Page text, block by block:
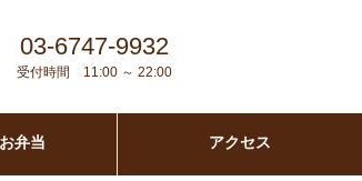
03-6747-9932
受付時間 11:00 ～ 22:00
弁当 アクセス